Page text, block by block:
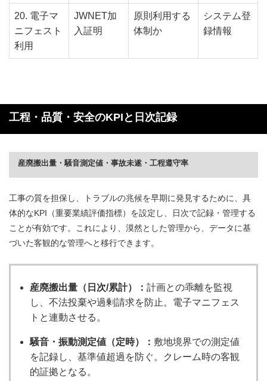
20. 電子マ
ニフェスト
利用
JWNET加
入証明
原則利用する
体制か
システム登
録情報
工程・品質・安全のKPIと日次記録
産廃搬出量・騒音測定値・事故未遂・工程遵守率
工事の質を担保し、トラブルの兆候を早期に発見するために、具
体的なKPI（重要業績評価指標）を設定し、日次で記録・管理する
ことが有効です。これにより、漠然とした管理から、データに基
づいた客観的な管理へと移行できます。
産廃搬出量（日次/累計）： 計画との乖離を監視
し、不法投棄や過剰請求を防止。電子マニフェス
トと連動させる。
騒音・振動測定値（定時）： 敷地境界での測定値
を記録し、基準値超過を防ぐ。クレーム時の客観
的証拠となる。